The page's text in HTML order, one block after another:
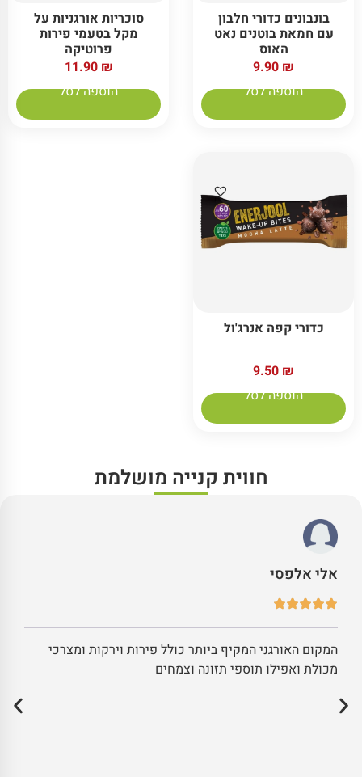
בונבונים כדורי חלבון
עם חמאת בוטנים נאט
האוס
9.90 ₪
הוספה לסל
סוכריות אורגניות על
מקל בטעמי פירות
פרוטיקה
11.90 ₪
הוספה לסל
כדורי קפה אנרג'ול
9.50 ₪
הוספה לסל
חווית קנייה מושלמת
אלי אלפסי
המקום האורגני המקיף ביותר כולל פירות וירקות ומצרכי
מכולת ואפילו תוספי תזונה וצמחים